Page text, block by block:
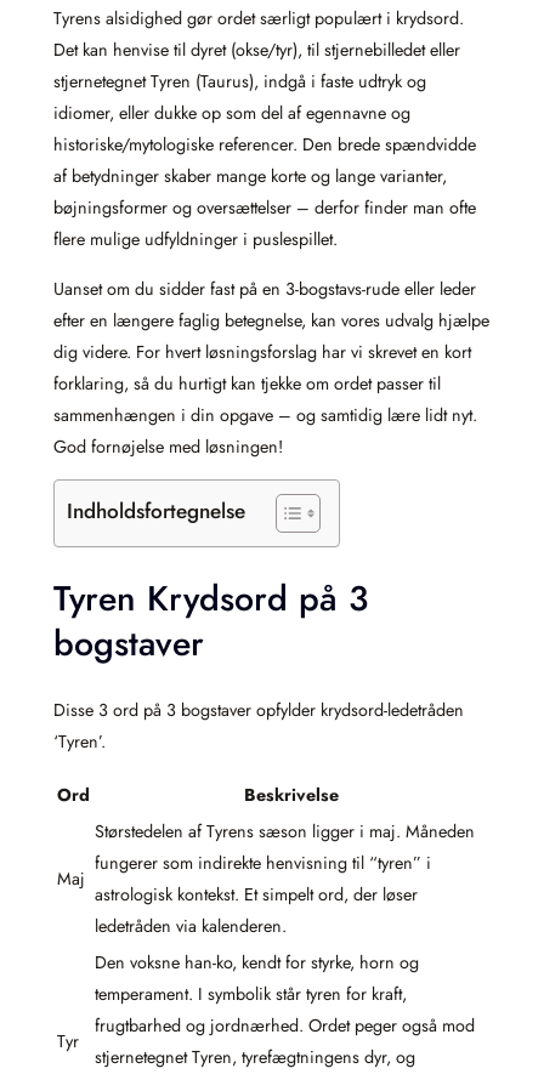
Tyrens alsidighed gør ordet særligt populært i krydsord.
Det kan henvise til dyret (okse/tyr), til stjernebilledet eller
stjernetegnet Tyren (Taurus), indgå i faste udtryk og
idiomer, eller dukke op som del af egennavne og
historiske/mytologiske referencer. Den brede spændvidde
af betydninger skaber mange korte og lange varianter,
bøjningsformer og oversættelser – derfor finder man ofte
flere mulige udfyldninger i puslespillet.
Uanset om du sidder fast på en 3‑bogstavs‑rude eller leder
efter en længere faglig betegnelse, kan vores udvalg hjælpe
dig videre. For hvert løsningsforslag har vi skrevet en kort
forklaring, så du hurtigt kan tjekke om ordet passer til
sammenhængen i din opgave – og samtidig lære lidt nyt.
God fornøjelse med løsningen!
Indholdsfortegnelse
Tyren Krydsord på 3
bogstaver
Disse 3 ord på 3 bogstaver opfylder krydsord-ledetråden
‘Tyren’.
Ord Beskrivelse
Maj
Størstedelen af Tyrens sæson ligger i maj. Måneden
fungerer som indirekte henvisning til “tyren” i
astrologisk kontekst. Et simpelt ord, der løser
ledetråden via kalenderen.
Tyr
Den voksne han-ko, kendt for styrke, horn og
temperament. I symbolik står tyren for kraft,
frugtbarhed og jordnærhed. Ordet peger også mod
stjernetegnet Tyren, tyrefægtningens dyr, og